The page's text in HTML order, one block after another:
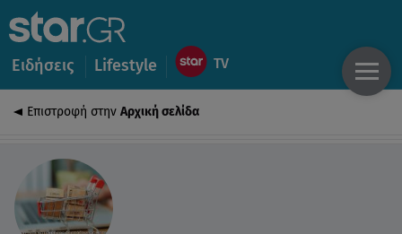
Ειδήσεις Lifestyle
Επιστροφή στην Αρχική σελίδα